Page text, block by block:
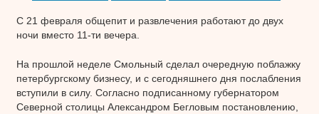
С 21 февраля общепит и развлечения работают до двух
ночи вместо 11-ти вечера.
На прошлой неделе Смольный сделал очередную поблажку
петербургскому бизнесу, и с сегодняшнего дня послабления
вступили в силу. Согласно подписанному губернатором
Северной столицы Александром Бегловым постановлению,